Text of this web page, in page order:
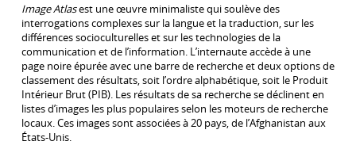
Image Atlasest une œuvre minimaliste qui soulève des
interrogations complexes sur la langue et la traduction, sur les
différences socioculturelles et sur les technologies de la
communication et de l’information. L’internaute accède à une
page noire épurée avec une barre de recherche et deux options de
classement des résultats, soit l’ordre alphabétique, soit le Produit
Intérieur Brut (PIB). Les résultats de sa recherche se déclinent en
listes d’images les plus populaires selon les moteurs de recherche
locaux. Ces images sont associées à 20 pays, de l’Afghanistan aux
États-Unis.